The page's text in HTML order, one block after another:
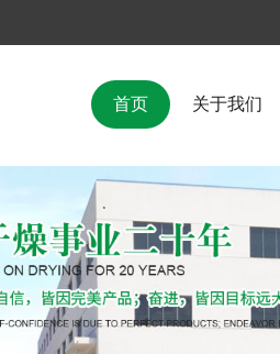
首页 关于我们